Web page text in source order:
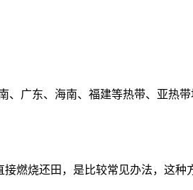
广东、海南、福建等热带、亚热
燃烧还田，是比较常见办法，这